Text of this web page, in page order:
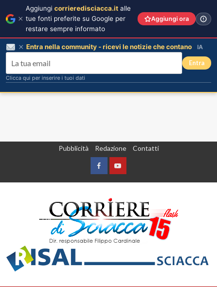
Pubblicità Redazione Contatti
FacebookYountube
Aggiungi corrieredisciacca.it alle
tue fonti preferite su Google per
restare sempre informato
Aggiungi ora
Entra nella community - ricevi le notizie che contano IA
Entra
Clicca qui per inserire i tuoi dati